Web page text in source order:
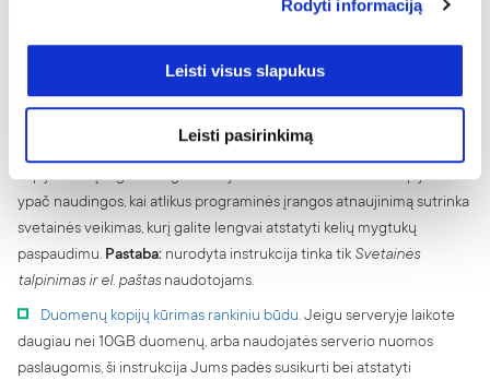
Rodyti informaciją
Leisti visus slapukus
Leisti pasirinkimą
nurodyta instrukcija tinka tik
paslaugų naudotojams.
Svetainės duomenų kopijos kūrimas naudojantis Installatron
pasinaudodami Installatron įrankiu, galite nustatyti, kad duomenų
kopijos būtų reguliariai generuojamos automatiškai. Šios kopijos
ypač naudingos, kai atlikus programinės įrangos atnaujinimą sutrinka
svetainės veikimas, kurį galite lengvai atstatyti kelių mygtukų
paspaudimu. Pastaba: nurodyta instrukcija tinka tik Svetainės
talpinimas ir el. paštasnaudotojams.
Duomenų kopijų kūrimas rankiniu būdu. Jeigu serveryje laikote
daugiau nei 10GB duomenų, arba naudojatės serverio nuomos
paslaugomis, ši instrukcija Jums padės susikurti bei atstatyti